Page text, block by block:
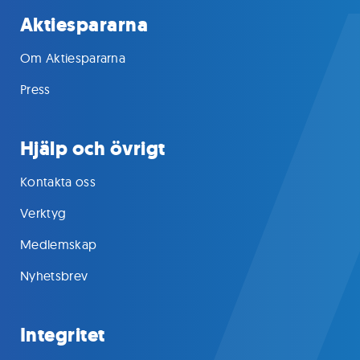
Aktiespararna
Om Aktiespararna
Press
Hjälp och övrigt
Kontakta oss
Verktyg
Medlemskap
Nyhetsbrev
Integritet